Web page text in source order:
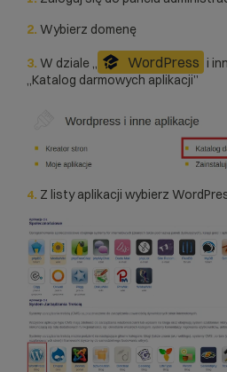
2. Wybierz domenę
3. W dziale „ WordPress i
„Katalog darmowych aplikacji”
4. Z listy aplikacji wybierz